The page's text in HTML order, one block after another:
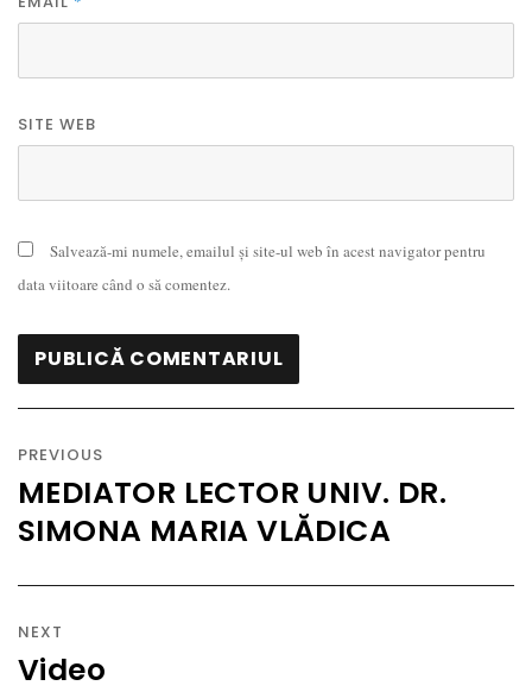
SITE WEB
Salvează-mi numele, emailul și site-ul web în acest navigator pentru
data viitoare când o să comentez.
în
articole
PREVIOUS
Previous
post:
MEDIATOR LECTOR UNIV. DR.
SIMONA MARIA VLĂDICA
NEXT
Next
Video